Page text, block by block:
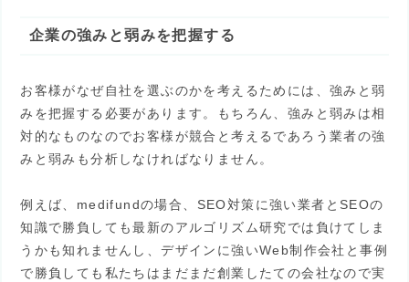
企業の強みと弱みを把握する
お客様がなぜ自社を選ぶのかを考えるためには、強みと弱
みを把握する必要があります。もちろん、強みと弱みは相
対的なものなのでお客様が競合と考えるであろう業者の強
みと弱みも分析しなければなりません。
例えば、medifundの場合、SEO対策に強い業者とSEOの
知識で勝負しても最新のアルゴリズム研究では負けてしま
うかも知れませんし、デザインに強いWeb制作会社と事例
で勝負しても私たちはまだまだ創業したての会社なので実